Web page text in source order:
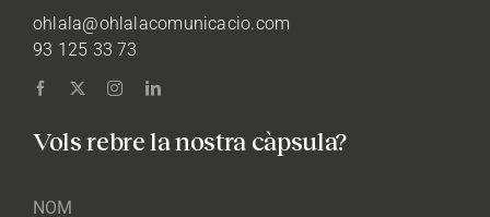
ohlala@ohlalacomunicacio.com
93 125 33 73
Vols rebre la nostra càpsula?